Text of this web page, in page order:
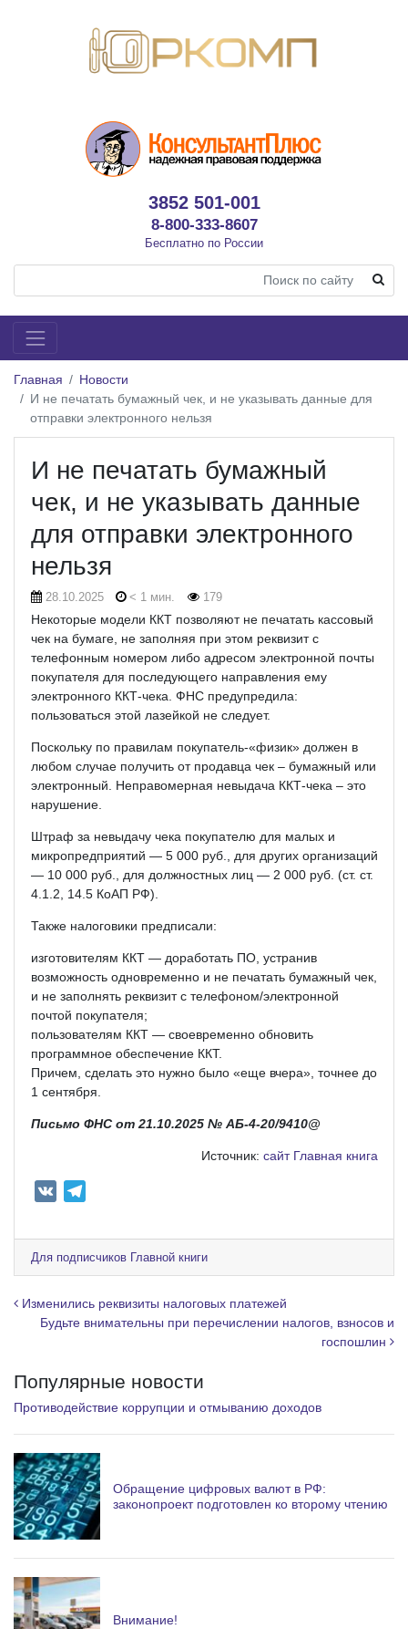
3852 501-001
8-800-333-8607
Бесплатно по России
Главная
Новости
И не печатать бумажный чек, и не указывать данные для
отправки электронного нельзя
И не печатать бумажный
чек, и не указывать данные
для отправки электронного
нельзя
28.10.2025 < 1 мин. 179
Некоторые модели ККТ позволяют не печатать кассовый
чек на бумаге, не заполняя при этом реквизит с
телефонным номером либо адресом электронной почты
покупателя для последующего направления ему
электронного ККТ-чека. ФНС предупредила:
пользоваться этой лазейкой не следует.
Поскольку по правилам покупатель-«физик» должен в
любом случае получить от продавца чек – бумажный или
электронный. Неправомерная невыдача ККТ-чека – это
нарушение.
Штраф за невыдачу чека покупателю для малых и
микропредприятий — 5 000 руб., для других организаций
— 10 000 руб., для должностных лиц — 2 000 руб. (ст. ст.
4.1.2, 14.5 КоАП РФ).
Также налоговики предписали:
изготовителям ККТ — доработать ПО, устранив
возможность одновременно и не печатать бумажный чек,
и не заполнять реквизит с телефоном/электронной
почтой покупателя;
пользователям ККТ — своевременно обновить
программное обеспечение ККТ.
Причем, сделать это нужно было «еще вчера», точнее до
1 сентября.
Письмо ФНС от 21.10.2025 № АБ-4-20/9410@
Источник: сайт Главная книга
e
g
r
a
Для подписчиков Главной книги
Навигация по записям
Изменились реквизиты налоговых платежей
Будьте внимательны при перечислении налогов, взносов и
госпошлин
Популярные новости
Противодействие коррупции и отмыванию доходов
Обращение цифровых валют в РФ:
законопроект подготовлен ко второму чтению
Внимание!